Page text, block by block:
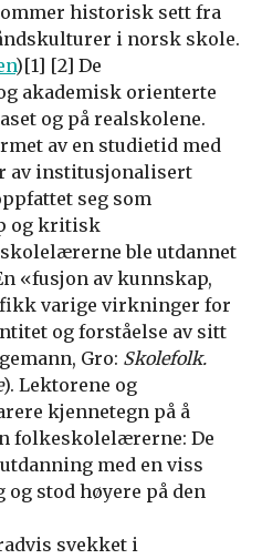
historisk sett fra
i norsk skole.
)[1] [2] De
akademisk orienterte
og på realskolene.
av en studietid med
av institusjonalisert
seg som
og kritisk
ble utdannet
«fusjon av kunnskap,
varige virkninger for
og forståelse av sitt
Gro: Skolefolk.
). Lektorene og
kjennetegn på å
folkeskolelærerne: De
med en viss
stod høyere på den
svekket i